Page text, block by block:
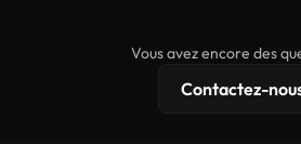
résolution 4K et des protections
Vous avez encore des
Contactez-